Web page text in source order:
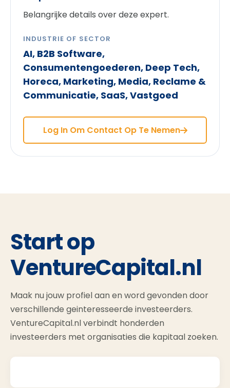
Belangrijke details over deze expert.
INDUSTRIE OF SECTOR
AI, B2B Software,
Consumentengoederen, Deep Tech,
Horeca, Marketing, Media, Reclame &
Communicatie, SaaS, Vastgoed
Log In Om Contact Op Te Nemen
Start op
VentureCapital.nl
Maak nu jouw profiel aan en word gevonden door
verschillende geinteresseerde investeerders.
VentureCapital.nl verbindt honderden
investeerders met organisaties die kapitaal zoeken.